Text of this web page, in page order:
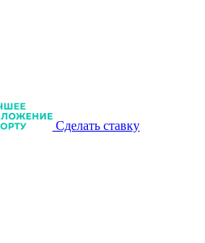
Сделать ставку